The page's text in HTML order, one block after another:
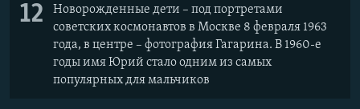
12
Новорожденные дети – под портретами
советских космонавтов в Москве 8 февраля 1963
года, в центре – фотография Гагарина. В 1960-е
годы имя Юрий стало одним из самых
популярных для мальчиков